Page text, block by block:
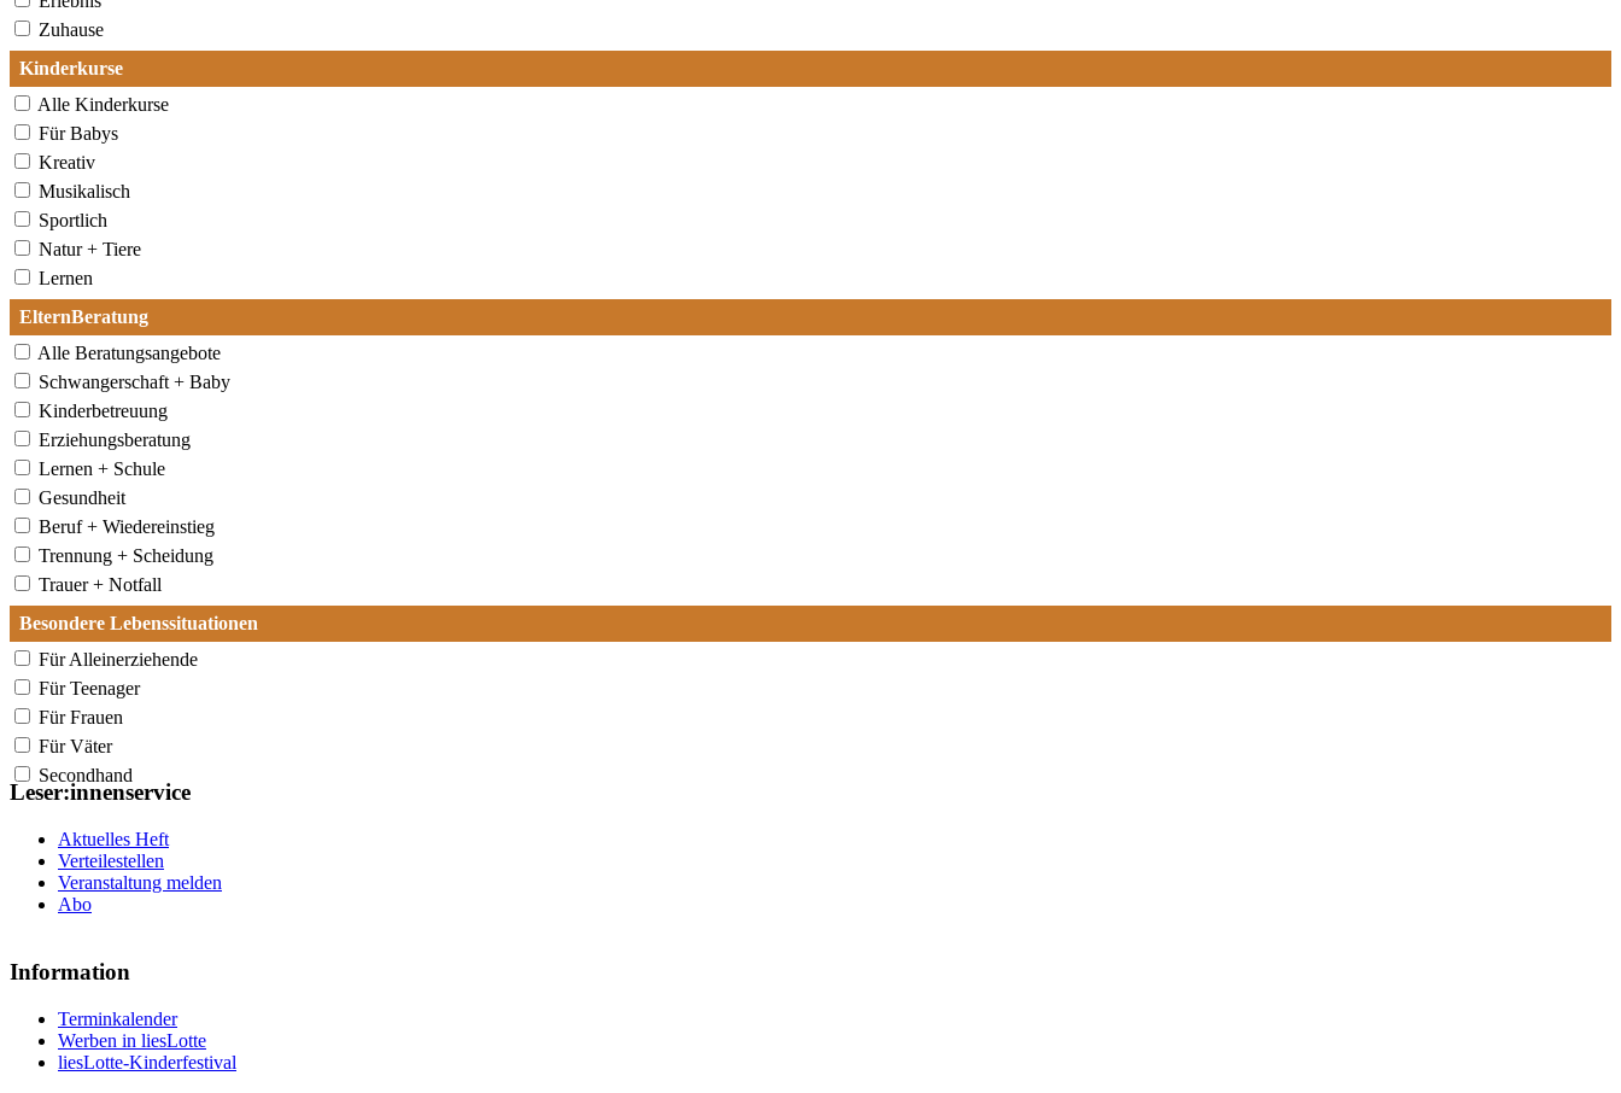
Zuhause
Kinderkurse
Alle Kinderkurse
Für Babys
Kreativ
Musikalisch
Sportlich
Natur + Tiere
Lernen
ElternBeratung
Alle Beratungsangebote
Schwangerschaft + Baby
Kinderbetreuung
Erziehungsberatung
Lernen + Schule
Gesundheit
Beruf + Wiedereinstieg
Trennung + Scheidung
Trauer + Notfall
Besondere Lebenssituationen
Für Alleinerziehende
Für Teenager
Für Frauen
Für Väter
Secondhand
Leser:innenservice
Aktuelles Heft
Verteilestellen
Veranstaltung melden
Abo
Information
Terminkalender
Werben in liesLotte
liesLotte-Kinderfestival